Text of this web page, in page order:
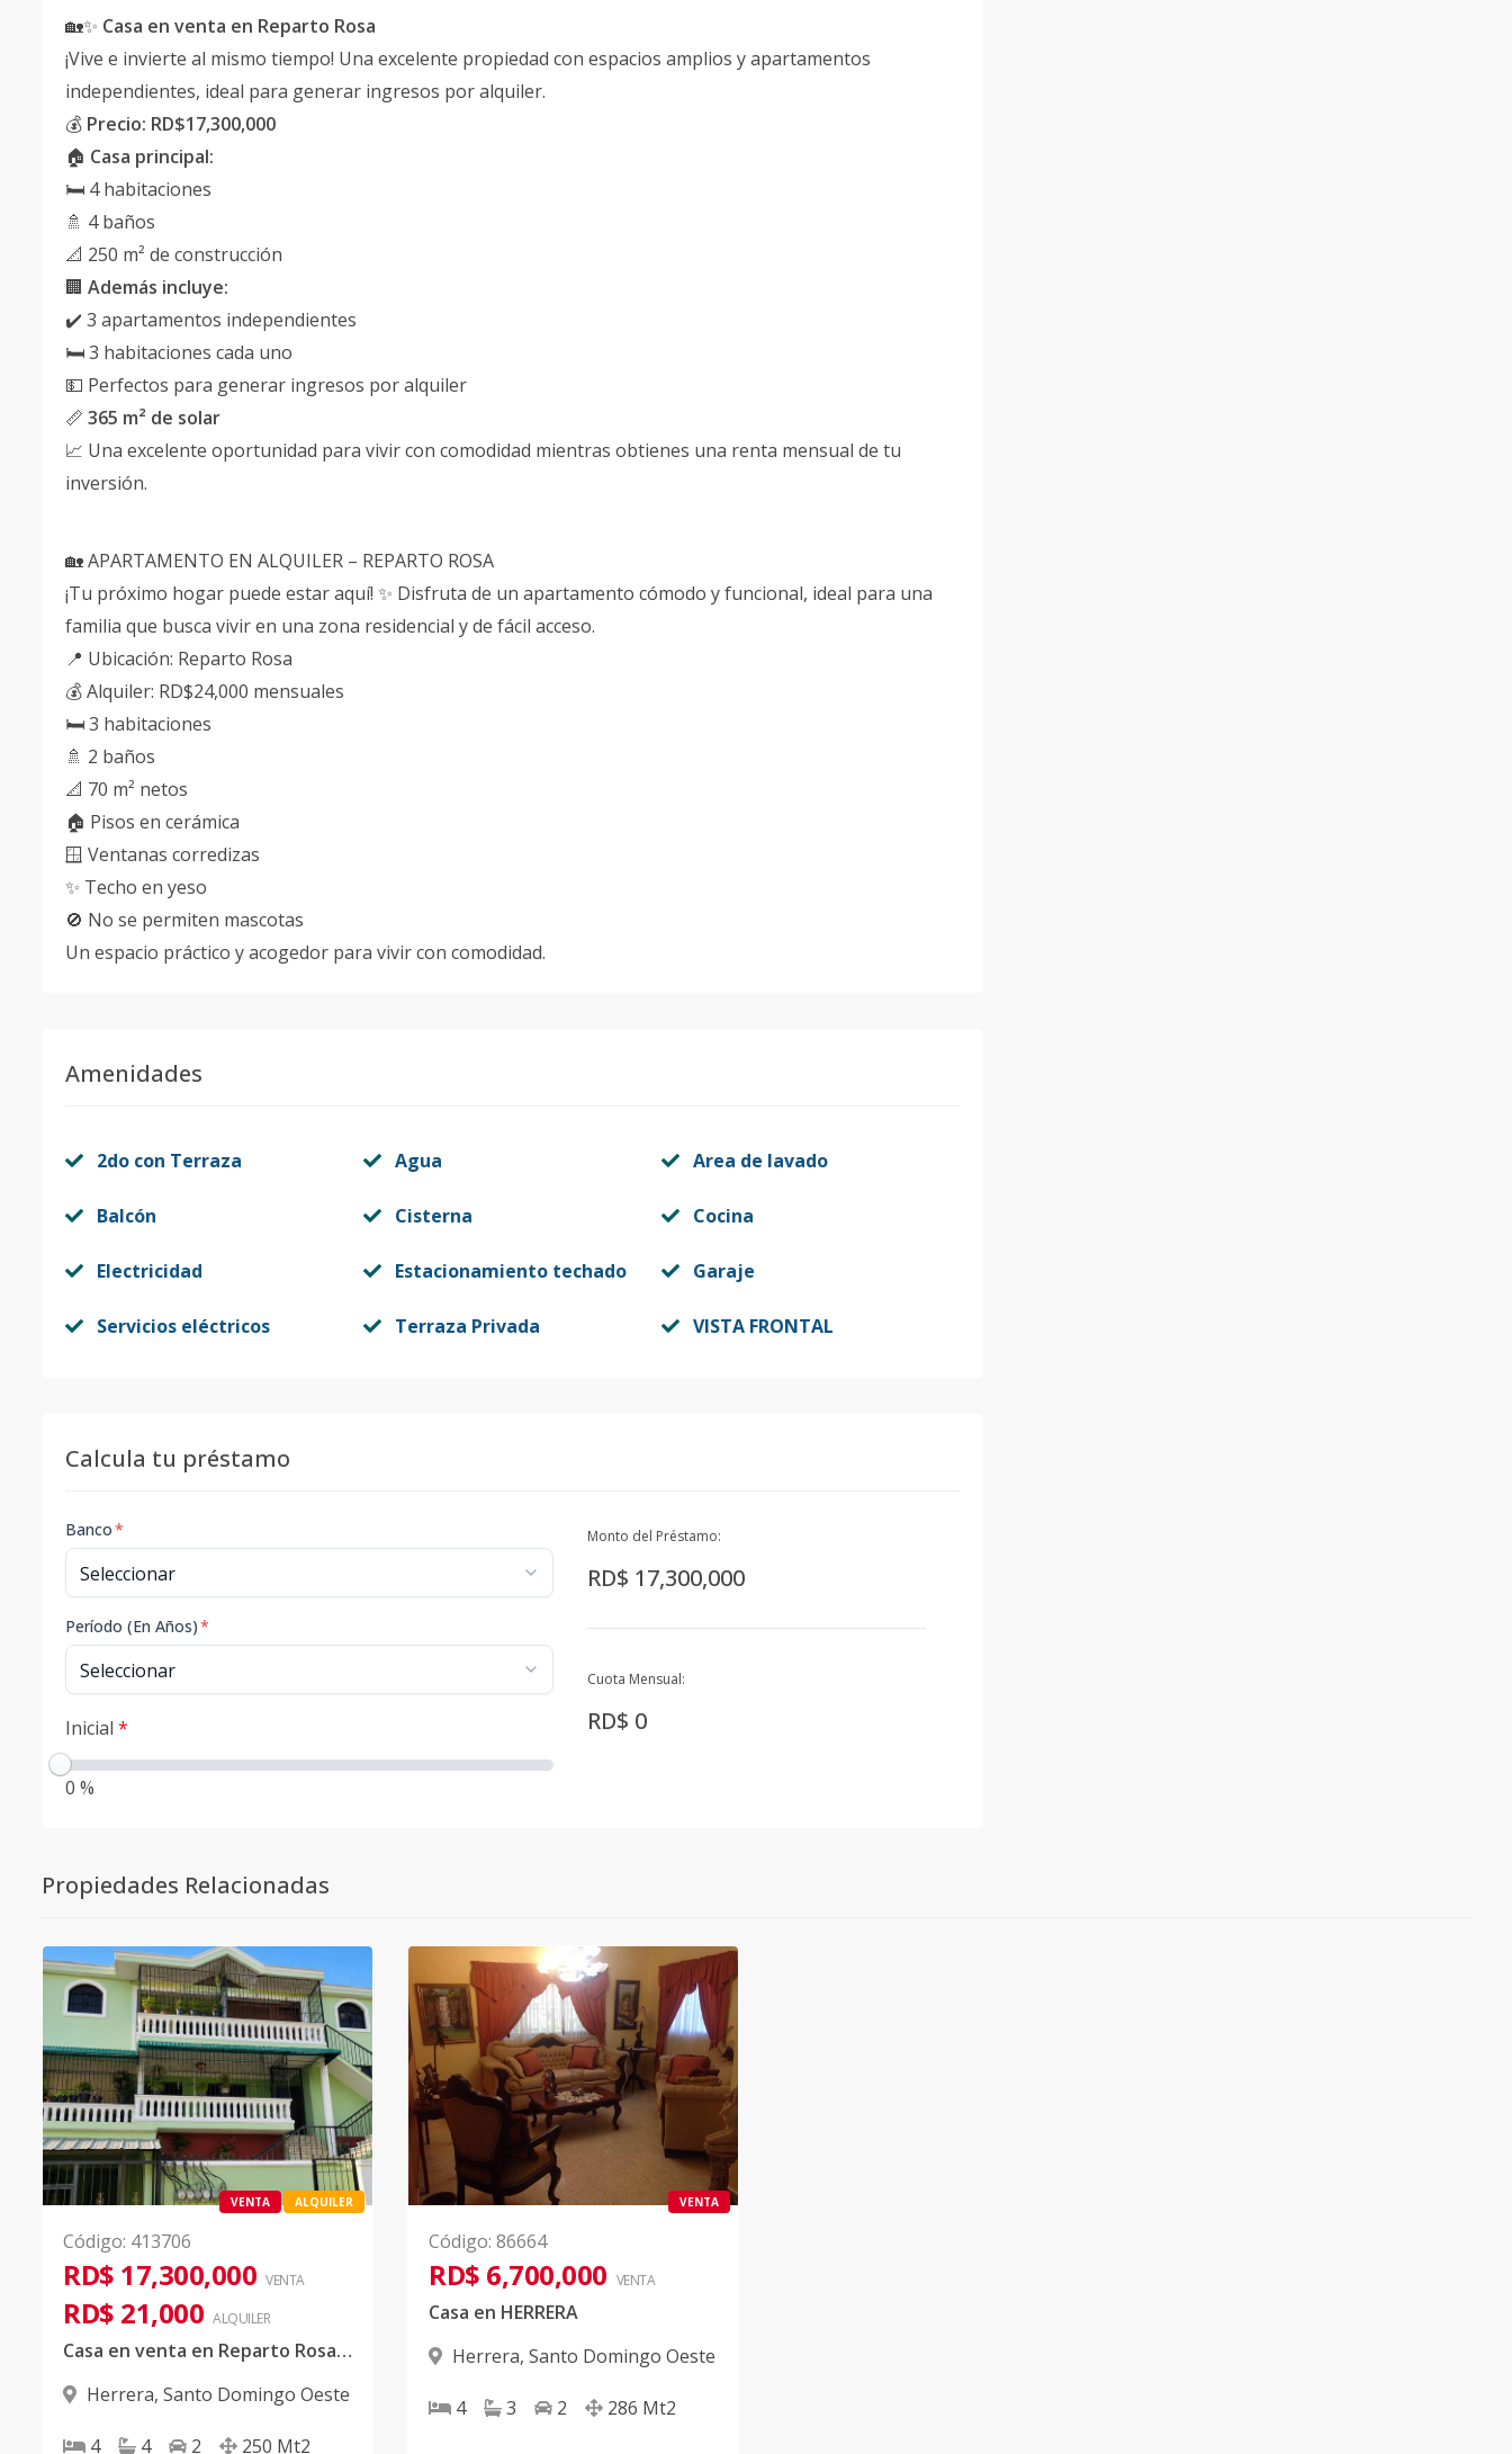
🏡✨ Casa en venta en Reparto Rosa
¡Vive e invierte al mismo tiempo! Una excelente propiedad con espacios amplios y apartamentos
independientes, ideal para generar ingresos por alquiler.
💰 Precio: RD$17,300,000
🏠 Casa principal:
🛏️ 4 habitaciones
🚿 4 baños
📐 250 m² de construcción
🏢 Además incluye:
✔️ 3 apartamentos independientes
🛏️ 3 habitaciones cada uno
💵 Perfectos para generar ingresos por alquiler
📏 365 m² de solar
📈 Una excelente oportunidad para vivir con comodidad mientras obtienes una renta mensual de tu
inversión.
🏡 APARTAMENTO EN ALQUILER – REPARTO ROSA
¡Tu próximo hogar puede estar aquí! ✨ Disfruta de un apartamento cómodo y funcional, ideal para una
familia que busca vivir en una zona residencial y de fácil acceso.
📍 Ubicación: Reparto Rosa
💰 Alquiler: RD$24,000 mensuales
🛏️ 3 habitaciones
🚿 2 baños
📐 70 m² netos
🏠 Pisos en cerámica
🪟 Ventanas corredizas
✨ Techo en yeso
🚫 No se permiten mascotas
Un espacio práctico y acogedor para vivir con comodidad.
Amenidades
2do con Terraza Agua Area de lavado
Balcón Cisterna Cocina
Electricidad Estacionamiento techado Garaje
Servicios eléctricos Terraza Privada VISTA FRONTAL
Calcula tu préstamo
Banco*
Período (En Años)*
Inicial *
0 %
Monto del Préstamo:
RD$ 17,300,000
Cuota Mensual:
RD$ 0
Propiedades Relacionadas
VENTA ALQUILER
Código: 413706
RD$ 17,300,000 VENTA
RD$ 21,000 ALQUILER
Casa en venta en Reparto Rosa, más apartamento en alquiler
Herrera, Santo Domingo Oeste
4 4 2 250 Mt2
VENTA
Código: 86664
RD$ 6,700,000 VENTA
Casa en HERRERA
Herrera, Santo Domingo Oeste
4 3 2 286 Mt2